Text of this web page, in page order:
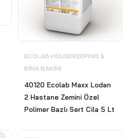
ECOLAB HOUSEKEEPING &
BİNA BAKIMI
40120 Ecolab Maxx Lodan
2 Hastane Zemini Özel
Polimer Bazlı Sert Cila 5 Lt